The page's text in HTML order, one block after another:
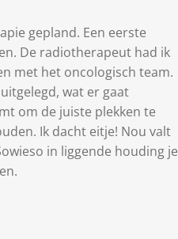
gepland. Een eerste
De radiotherapeut had ik
met het oncologisch team.
wat er gaat
om de juiste plekken te
Ik dacht eitje! Nou valt
in liggende houding je